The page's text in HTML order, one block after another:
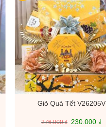
Giỏ Quà Tết V26205V
276.000₫
Giá
230.000 ₫